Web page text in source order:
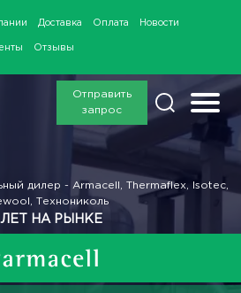
Доставка Оплата Новости
Отзывы
Отправить
запрос
дилер - Armacell, Thermaflex, Isotec,
Технониколь
ЛЕТ НА РЫНКЕ